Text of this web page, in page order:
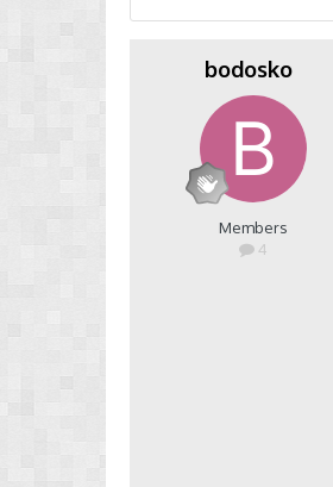
bodosko
Members
4